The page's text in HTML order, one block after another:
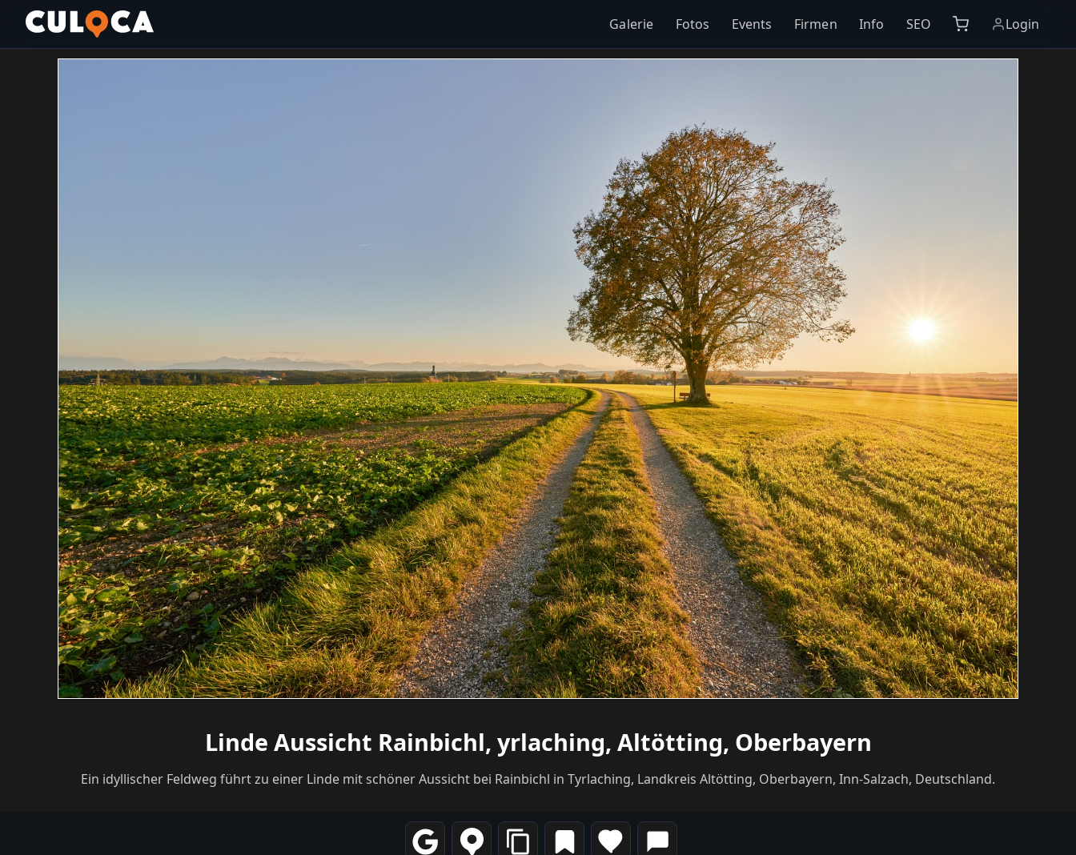
Galerie Fotos Events Firmen Info SEO Login
Linde Aussicht Rainbichl, yrlaching, Altötting, Oberbayern
Ein idyllischer Feldweg führt zu einer Linde mit schöner Aussicht bei Rainbichl in Tyrlaching, Landkreis Altötting, Oberbayern, Inn-Salzach, Deutschland.